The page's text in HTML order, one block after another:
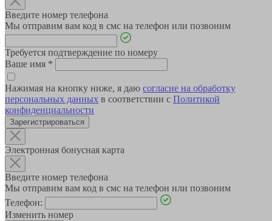
Введите номер телефона
Мы отправим вам код в смс на телефон или позвоним
Требуется подтверждение по номеру
Ваше имя *
Нажимая на кнопку ниже, я даю согласие на обработку
персональных данных в соответствии с Политикой
конфиденциальности
Зарегистрироваться
Электронная бонусная карта
Введите номер телефона
Мы отправим вам код в смс на телефон или позвоним
Телефон:
Изменить номер